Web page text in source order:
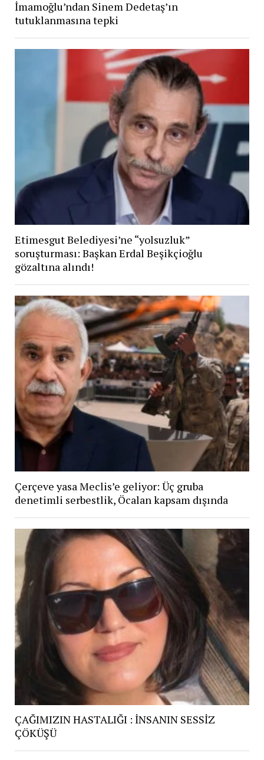
İmamoğlu’ndan Sinem Dedetaş’ın
tutuklanmasına tepki
Etimesgut Belediyesi’ne “yolsuzluk”
soruşturması: Başkan Erdal Beşikçioğlu
gözaltına alındı!
Çerçeve yasa Meclis’e geliyor: Üç gruba
denetimli serbestlik, Öcalan kapsam dışında
ÇAĞIMIZIN HASTALIĞI : İNSANIN SESSİZ
ÇÖKÜŞÜ